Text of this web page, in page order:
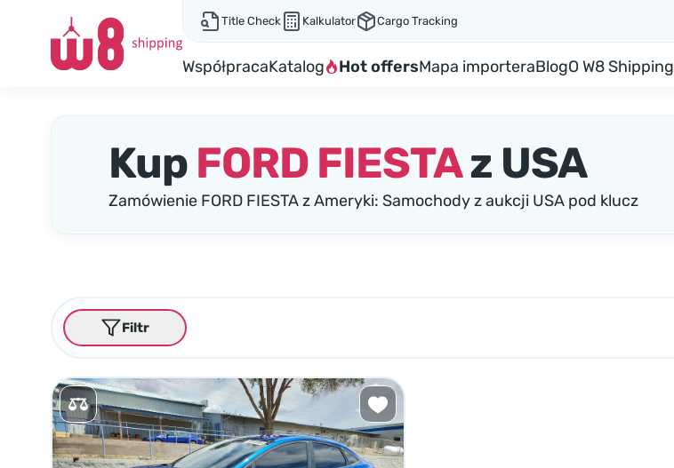
Title Check Kalkulator Cargo Tracking
WspółpracaKatalog Hot offersMapa importeraBlogO W8 Shipping
Kup FORD FIESTAz USA
Zamówienie FORD FIESTA z Ameryki: Samochody z aukcji USA pod klucz
Filtr